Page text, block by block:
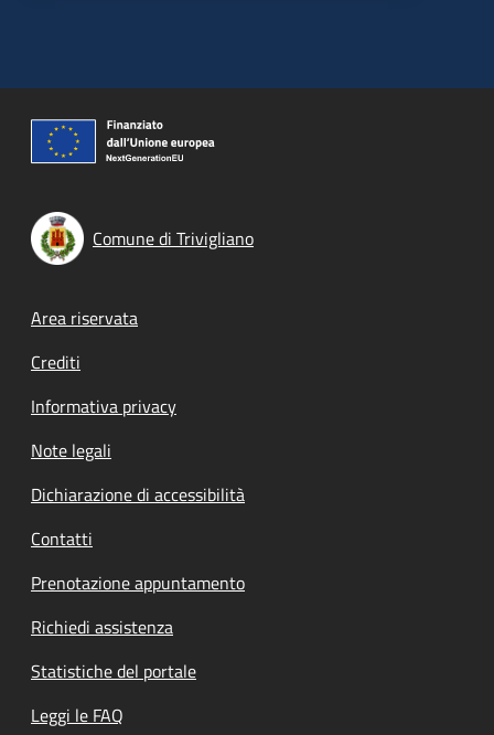
Comune di Trivigliano
Footer menu
Area riservata
Crediti
Informativa privacy
Note legali
Dichiarazione di accessibilità
Contatti
Prenotazione appuntamento
Richiedi assistenza
Statistiche del portale
Leggi le FAQ